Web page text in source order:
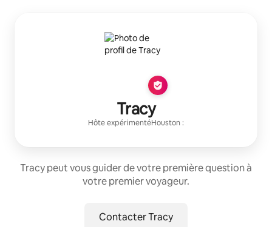
Tracy
Hôte expérimentéHouston :
Tracy peut vous guider de votre première question à
votre premier voyageur.
Contacter Tracy